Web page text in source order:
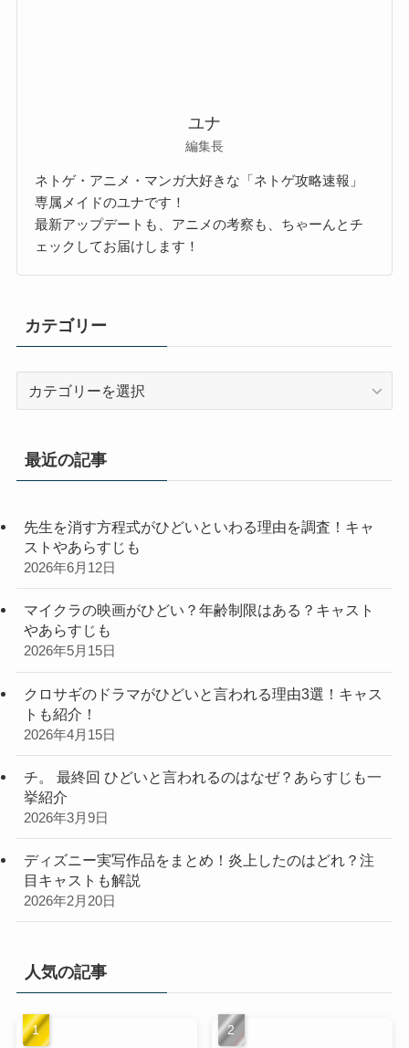
ユナ
編集長
ネトゲ・アニメ・マンガ大好きな「ネトゲ攻略速報」
専属メイドのユナです！
最新アップデートも、アニメの考察も、ちゃーんとチ
ェックしてお届けします！
カテゴリー
リ
最近の記事
先生を消す方程式がひどいといわる理由を調査！キャ
ストやあらすじも
2026年6月12日
マイクラの映画がひどい？年齢制限はある？キャスト
やあらすじも
2026年5月15日
クロサギのドラマがひどいと言われる理由3選！キャス
トも紹介！
2026年4月15日
チ。 最終回 ひどいと言われるのはなぜ？あらすじも一
挙紹介
2026年3月9日
ディズニー実写作品をまとめ！炎上したのはどれ？注
目キャストも解説
2026年2月20日
人気の記事